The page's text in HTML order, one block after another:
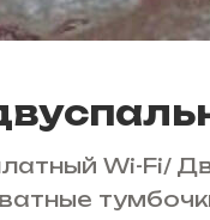
Wi-Fi/